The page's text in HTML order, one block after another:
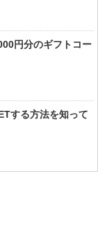
円分のギフトコー
する方法を知って